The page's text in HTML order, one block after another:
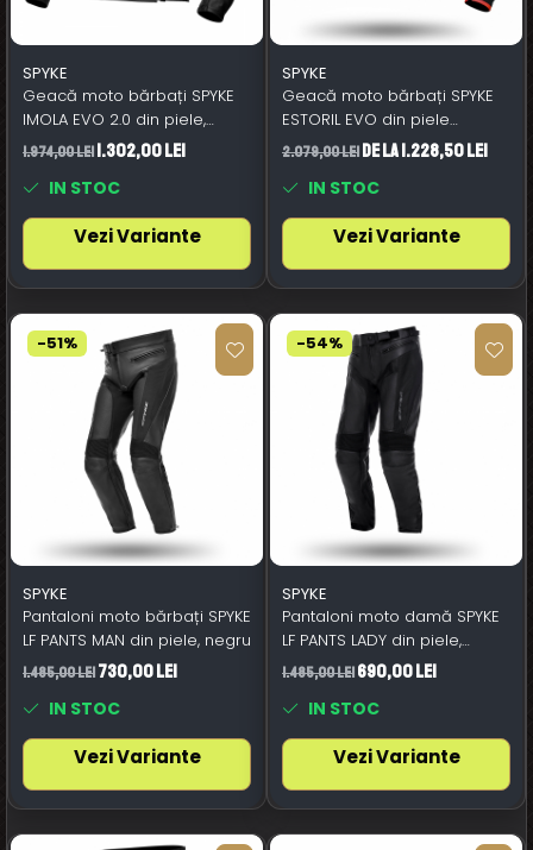
SPYKE
Geacă moto bărbați SPYKE
IMOLA EVO 2.0 din piele,
negru
1.974,00 Lei1.302,00 Lei
IN STOC
Vezi Variante
SPYKE
Geacă moto bărbați SPYKE
ESTORIL EVO din piele
negru/roșu aprins
2.079,00 Leide la 1.228,50 Lei
IN STOC
Vezi Variante
-51%
SPYKE
Pantaloni moto bărbați SPYKE
LF PANTS MAN din piele, negru
1.485,00 Lei730,00 Lei
IN STOC
Vezi Variante
-54%
SPYKE
Pantaloni moto damă SPYKE
LF PANTS LADY din piele,
negru
1.485,00 Lei690,00 Lei
IN STOC
Vezi Variante